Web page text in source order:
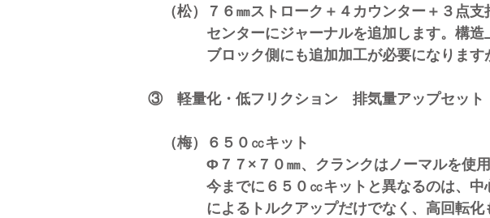
（松）７６㎜ストローク＋４カウンター＋３点支
センターにジャーナルを追加します。構造上
ブロック側にも追加加工が必要になりますが
③ 軽量化・低フリクション 排気量アップセット
（梅）６５０㏄キット
Φ７７×７０㎜、クランクはノーマルを使用
今までに６５０㏄キットと異なるのは、中心
によるトルクアップだけでなく、高回転化も